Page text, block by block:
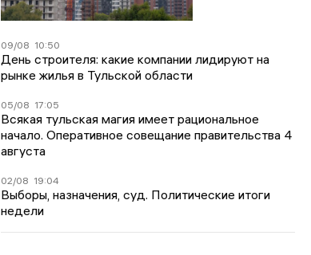
09/08 10:50
День строителя: какие компании лидируют на
рынке жилья в Тульской области
05/08 17:05
Всякая тульская магия имеет рациональное
начало. Оперативное совещание правительства 4
августа
02/08 19:04
Выборы, назначения, суд. Политические итоги
недели